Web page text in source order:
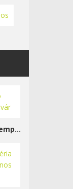
Szent László Templom - Sárvár